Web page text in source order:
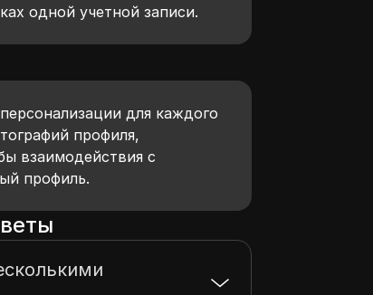
одной учетной записи.
для каждого
профиля,
взаимодействия с
профиль.